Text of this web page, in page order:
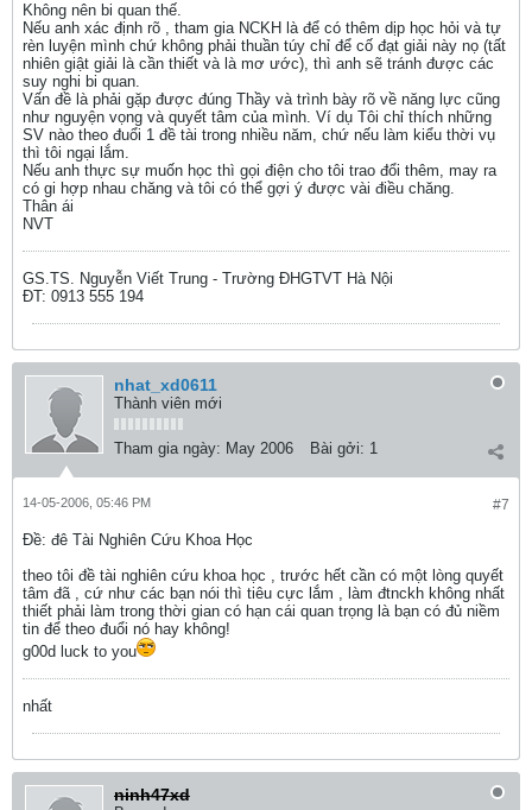
Không nên bi quan thế.
Nếu anh xác định rõ , tham gia NCKH là để có thêm dịp học hỏi và tự
rèn luyện mình chứ không phải thuần túy chỉ để cố đạt giải này nọ (tất
nhiên giật giải là cần thiết và là mơ ước), thì anh sẽ tránh được các
suy nghi bi quan.
Vấn đề là phải gặp được đúng Thầy và trình bày rõ về năng lực cũng
như nguyện vọng và quyết tâm của mình. Ví dụ Tôi chỉ thích những
SV nào theo đuổi 1 đề tài trong nhiều năm, chứ nếu làm kiểu thời vụ
thì tôi ngại lắm.
Nếu anh thực sự muốn học thì gọi điện cho tôi trao đổi thêm, may ra
có gi hợp nhau chăng và tôi có thể gợi ý được vài điều chăng.
Thân ái
NVT
GS.TS. Nguyễn Viết Trung - Trường ĐHGTVT Hà Nội
ĐT: 0913 555 194
nhat_xd0611
Thành viên mới
Tham gia ngày: May 2006 Bài gởi: 1
#7
14-05-2006, 05:46 PM
Ðề: đê Tài Nghiên Cứu Khoa Học
theo tôi đề tài nghiên cứu khoa học , trước hết cần có một lòng quyết
tâm đã , cứ như các bạn nói thì tiêu cực lắm , làm đtnckh không nhất
thiết phải làm trong thời gian có hạn cái quan trọng là bạn có đủ niềm
tin để theo đuổi nó hay không!
g00d luck to you
nhất
ninh47xd